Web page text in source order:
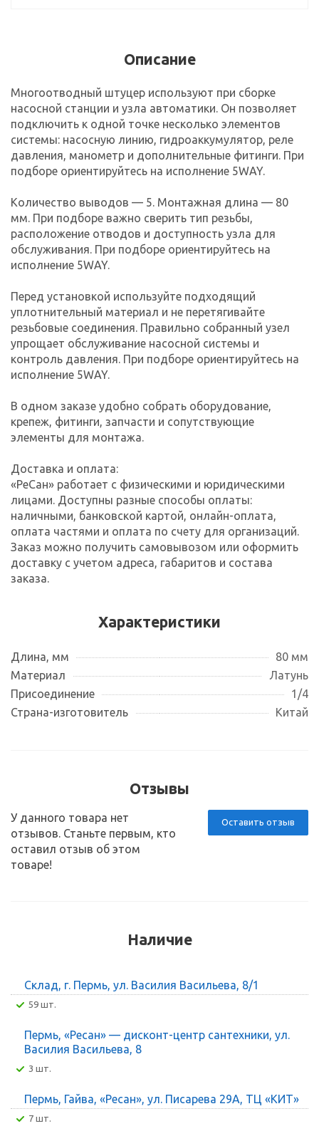
Описание
Многоотводный штуцер используют при сборке
насосной станции и узла автоматики. Он позволяет
подключить к одной точке несколько элементов
системы: насосную линию, гидроаккумулятор, реле
давления, манометр и дополнительные фитинги. При
подборе ориентируйтесь на исполнение 5WAY.
Количество выводов — 5. Монтажная длина — 80
мм. При подборе важно сверить тип резьбы,
расположение отводов и доступность узла для
обслуживания. При подборе ориентируйтесь на
исполнение 5WAY.
Перед установкой используйте подходящий
уплотнительный материал и не перетягивайте
резьбовые соединения. Правильно собранный узел
упрощает обслуживание насосной системы и
контроль давления. При подборе ориентируйтесь на
исполнение 5WAY.
В одном заказе удобно собрать оборудование,
крепеж, фитинги, запчасти и сопутствующие
элементы для монтажа.
Доставка и оплата:
«РеСан» работает с физическими и юридическими
лицами. Доступны разные способы оплаты:
наличными, банковской картой, онлайн-оплата,
оплата частями и оплата по счету для организаций.
Заказ можно получить самовывозом или оформить
доставку с учетом адреса, габаритов и состава
заказа.
Характеристики
Длина, мм
80 мм
Материал
Латунь
Присоединение
1/4
Страна-изготовитель
Китай
Отзывы
Оставить отзыв
У данного товара нет
отзывов. Станьте первым, кто
оставил отзыв об этом
товаре!
Наличие
Склад, г. Пермь, ул. Василия Васильева, 8/1
59 шт.
Пермь, «Ресан» — дисконт-центр сантехники, ул.
Василия Васильева, 8
3 шт.
Пермь, Гайва, «Ресан», ул. Писарева 29А, ТЦ «КИТ»
7 шт.